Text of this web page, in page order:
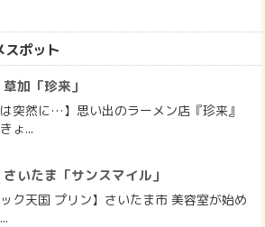
スポット
草加「珍来」
は突然に…】思い出のラーメン店『珍来』
ょ...
さいたま「サンスマイル」
ック天国 プリン】さいたま市 美容室が始め